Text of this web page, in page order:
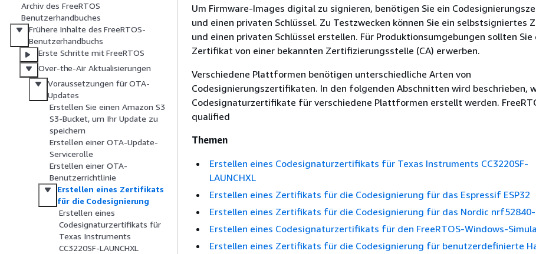
Archiv des FreeRTOS
Benutzerhandbuches
Frühere Inhalte des FreeRTOS-
Benutzerhandbuchs
Erste Schritte mit FreeRTOS
Over-the-Air Aktualisierungen
Voraussetzungen für OTA-
Updates
Erstellen Sie einen Amazon S3
S3-Bucket, um Ihr Update zu
speichern
Erstellen einer OTA-Update-
Servicerolle
Erstellen einer OTA-
Benutzerrichtlinie
Erstellen eines Zertifikats
für die Codesignierung
Erstellen eines
Codesignaturzertifikats für
Texas Instruments
CC3220SF-LAUNCHXL
Um Firmware-Images digital zu signieren, benötigen Sie ein
und einen privaten Schlüssel. Zu Testzwecken können Sie ein selbstsigniertes
und einen privaten Schlüssel erstellen. Für Produktionsumgebungen sollten Sie
Zertifikat von einer bekannten Zertifizierungsstelle (CA) erwerben.
Verschiedene Plattformen benötigen unterschiedliche Arten von
Codesignierungszertifikaten. In den folgenden Abschnitten wird beschrieben,
Codesignaturzertifikate für verschiedene Plattformen erstellt werden.
qualified
Themen
Erstellen eines Codesignaturzertifikats für Texas Instruments CC3220SF-
LAUNCHXL
Erstellen eines Zertifikats für die Codesignierung für das Espressif ESP32
Erstellen eines Zertifikats für die Codesignierung für das Nordic
Erstellen eines Codesignaturzertifikats für den FreeRTOS-Windows-
Erstellen eines Zertifikats für die Codesignierung für benutzerdefinierte